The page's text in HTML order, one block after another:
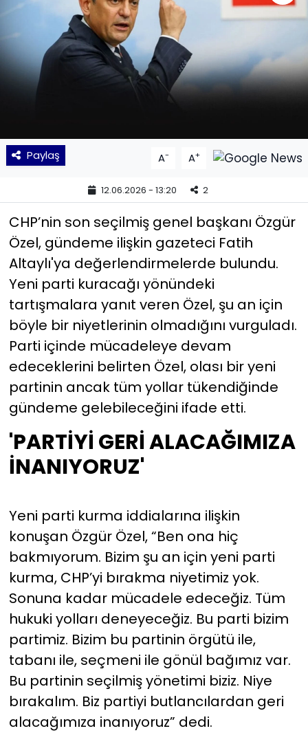
Paylaş A- A+
12.06.2026 - 13:20 2
CHP’nin son seçilmiş genel başkanı Özgür
Özel, gündeme ilişkin gazeteci Fatih
Altaylı'ya değerlendirmelerde bulundu.
Yeni parti kuracağı yönündeki
tartışmalara yanıt veren Özel, şu an için
böyle bir niyetlerinin olmadığını vurguladı.
Parti içinde mücadeleye devam
edeceklerini belirten Özel, olası bir yeni
partinin ancak tüm yollar tükendiğinde
gündeme gelebileceğini ifade etti.
'PARTİYİ GERİ ALACAĞIMIZA
İNANIYORUZ'
Yeni parti kurma iddialarına ilişkin
konuşan Özgür Özel, “Ben ona hiç
bakmıyorum. Bizim şu an için yeni parti
kurma, CHP’yi bırakma niyetimiz yok.
Sonuna kadar mücadele edeceğiz. Tüm
hukuki yolları deneyeceğiz. Bu parti bizim
partimiz. Bizim bu partinin örgütü ile,
tabanı ile, seçmeni ile gönül bağımız var.
Bu partinin seçilmiş yönetimi biziz. Niye
bırakalım. Biz partiyi butlancılardan geri
alacağımıza inanıyoruz” dedi.
SPOR
TEKNOLOJİ
YEREL POLİTİKA
YEREL YÖNETİMLER
Yurt